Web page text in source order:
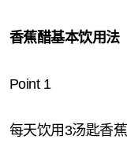
香蕉醋基本饮用法
Point 1
每天饮用3汤匙香